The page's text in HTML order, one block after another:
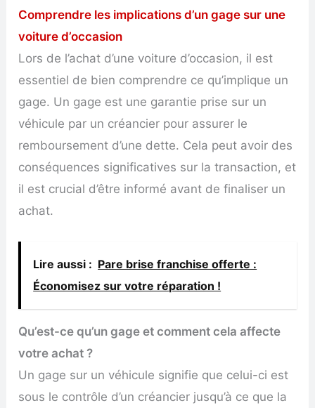
Comprendre les implications d’un gage sur une
voiture d’occasion
Lors de l’achat d’une voiture d’occasion, il est
essentiel de bien comprendre ce qu’implique un
gage. Un gage est une garantie prise sur un
véhicule par un créancier pour assurer le
remboursement d’une dette. Cela peut avoir des
conséquences significatives sur la transaction, et
il est crucial d’être informé avant de finaliser un
achat.
Lire aussi : Pare brise franchise offerte :
Économisez sur votre réparation !
Qu’est-ce qu’un gage et comment cela affecte
votre achat ?
Un gage sur un véhicule signifie que celui-ci est
sous le contrôle d’un créancier jusqu’à ce que la